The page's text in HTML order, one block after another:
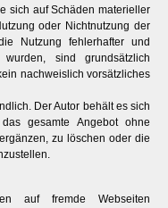
sich auf Schäden materieller
oder Nichtnutzung der
Nutzung fehlerhafter und
wurden, sind grundsätzlich
nachweislich vorsätzliches
Der Autor behält es sich
gesamte Angebot ohne
zu löschen oder die
auf fremde Webseiten